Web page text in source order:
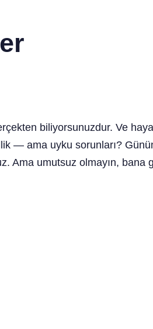
biliyorsunuzdur. Ve
— ama uyku sorunları?
Ama umutsuz olmayın, bana